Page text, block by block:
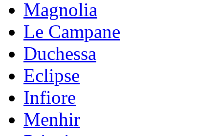
Magnolia
Le Campane
Duchessa
Eclipse
Infiore
Menhir